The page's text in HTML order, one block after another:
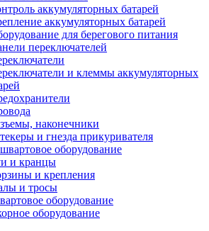
аккумуляторных батарей
аккумуляторных батарей
для берегового питания
переключателей
и клеммы аккумуляторных
наконечники
и гнезда прикуривателя
оборудование
и кранцы
и крепления
и тросы
оборудование
оборудование